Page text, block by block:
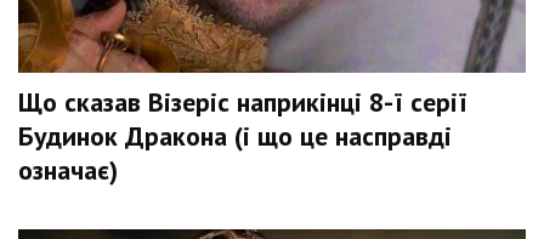
Що сказав Візеріс наприкінці 8-ї серії
Будинок Дракона (і що це насправді
означає)